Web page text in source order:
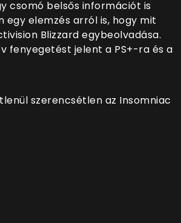
csomó belsős információt is
elemzés arról is, hogy mit
Blizzard egybeolvadása.
fenyegetést jelent a PS+-ra és a
szerencsétlen az Insomniac